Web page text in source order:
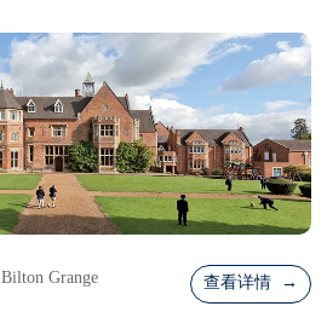
Bilton Grange
查看详情 →